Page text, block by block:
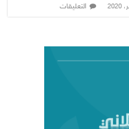
التعليقات